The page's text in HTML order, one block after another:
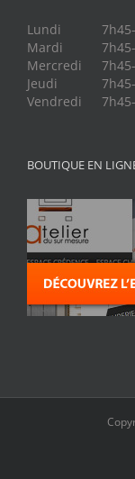
Lundi
Mardi
Mercredi
Jeudi
Vendredi
BOUTIQUE EN